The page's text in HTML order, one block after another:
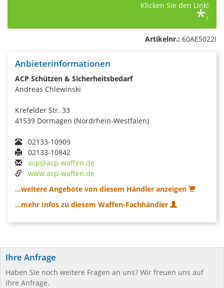
Klicken Sie den Link!
*1
Artikelnr.: 60AE5022I
Anbieterinformationen
ACP Schützen & Sicherheitsbedarf
Andreas Chlewinski
Krefelder Str. 33
41539 Dormagen (Nordrhein-Westfalen)
02133-10909
02133-10842
acp@acp-waffen.de
www.acp-waffen.de
...weitere Angebote von diesem Händler anzeigen
...mehr Infos zu diesem Waffen-Fachhändler
Ihre Anfrage
Haben Sie noch weitere Fragen an uns? Wir freuen uns auf
ihre Anfrage.